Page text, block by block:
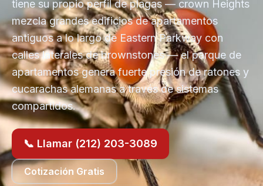
tiene su propio perfil de plagas — crown Heights
mezcla grandes edificios de apartamentos
antiguos a lo largo de Eastern Parkway con
calles laterales de brownstones — el parque de
apartamentos genera fuerte presión de ratones y
cucarachas alemanas a través de sistemas
compartidos.
📞 Llamar (212) 203-3089
Cotización Gratis